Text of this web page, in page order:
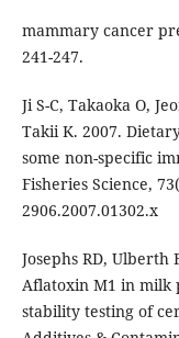
mammary cancer
241-247.
Ji S-C, Takaoka O,
Takii K. 2007.
some non-specific
Fisheries Science,
2906.2007.01302.x
Josephs RD, Ulberth
Aflatoxin M1 in milk
stability testing of